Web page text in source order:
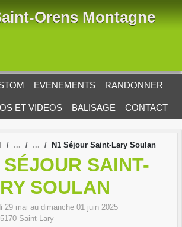
Orens Montagne
EVENEMENTS RANDONNER
ET VIDEOS BALISAGE CONTACT
N1 Séjour Saint-Lary Soulan
SÉJOUR SAINT-
SOULAN
29 mai au dimanche 01 juin 2025
Saint-Lary
cookies